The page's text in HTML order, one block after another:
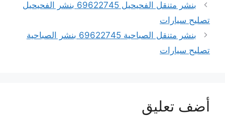
بنشر متنقل الفحيحيل 69622745 بنشر الفحيحيل
تصليح سيارات
بنشر متنقل الصباحية 69622745 بنشر الصباحية
تصليح سيارات
أضف تعليق